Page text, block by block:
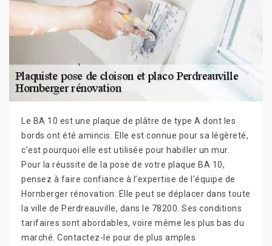
Le BA 10 est une plaque de plâtre de type A dont les
bords ont été amincis. Elle est connue pour sa légèreté,
c’est pourquoi elle est utilisée pour habiller un mur.
Pour la réussite de la pose de votre plaque BA 10,
pensez à faire confiance à l’expertise de l’équipe de
Hornberger rénovation. Elle peut se déplacer dans toute
la ville de Perdreauville, dans le 78200. Ses conditions
tarifaires sont abordables, voire même les plus bas du
marché. Contactez-le pour de plus amples